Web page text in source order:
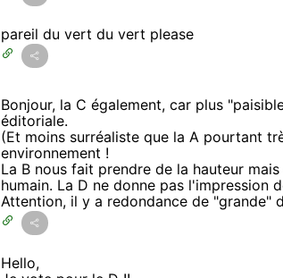
pareil du vert du vert please
Bonjour, la C également, car plus
éditoriale.
(Et moins surréaliste que la A pourtant
environnement !
La B nous fait prendre de la hauteur
humain. La D ne donne pas l'impression
Attention, il y a redondance de "grande"
Hello,